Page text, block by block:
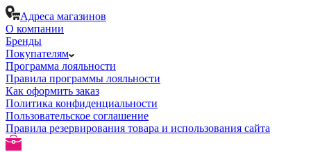
Адреса магазинов
О компании
Бренды
Покупателям
Программа лояльности
Правила программы лояльности
Как оформить заказ
Политика конфиденциальности
Пользовательское соглашение
Правила резервирования товара и использования сайта